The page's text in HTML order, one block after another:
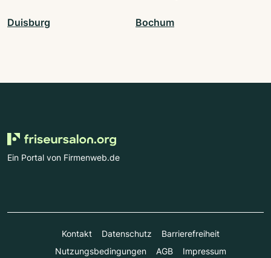
Duisburg Bochum
Ein Portal von Firmenweb.de
Kontakt Datenschutz
Barrierefreiheit
Nutzungsbedingungen
AGB Impressum